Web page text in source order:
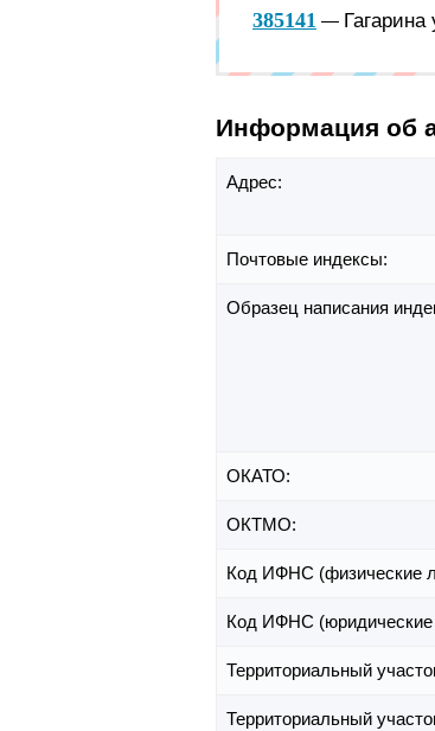
385141 —
Информация об
Адрес:
Почтовые индексы:
Образец написания
ОКАТО:
ОКТМО:
Код ИФНС (физические
Код ИФНС (юридические
Территориальный
Территориальный